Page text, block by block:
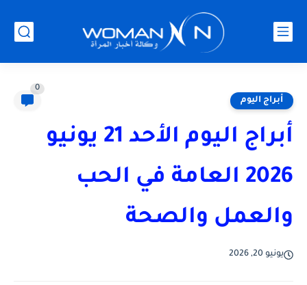
أبراج اليوم
0
أبراج اليوم الأحد 21 يونيو
2026 العامة في الحب
والعمل والصحة
يونيو 20, 2026